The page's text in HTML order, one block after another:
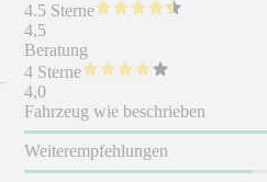
4.5 Sterne
4,5
Beratung
4 Sterne
4,0
Fahrzeug wie beschrieben
Weiterempfehlungen